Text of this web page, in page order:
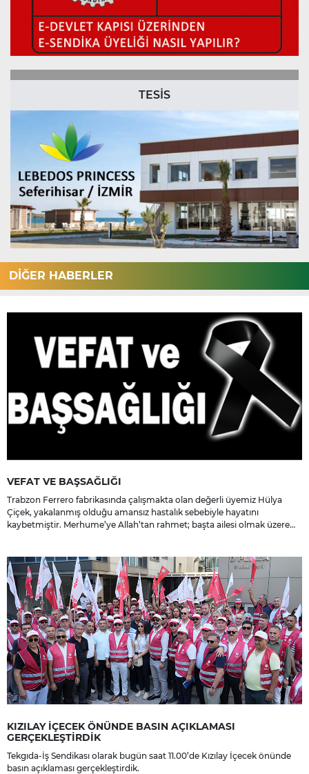
TESİS
DİĞER HABERLER
VEFAT VE BAŞSAĞLIĞI
Trabzon Ferrero fabrikasında çalışmakta olan değerli üyemiz Hülya
Çiçek, yakalanmış olduğu amansız hastalık sebebiyle hayatını
kaybetmiştir. Merhume’ye Allah’tan rahmet; başta ailesi olmak üzere
KIZILAY İÇECEK ÖNÜNDE BASIN AÇIKLAMASI
GERÇEKLEŞTİRDİK
Tekgıda-İş Sendikası olarak bugün saat 11.00’de Kızılay İçecek önünde
basın açıklaması gerçekleştirdik.